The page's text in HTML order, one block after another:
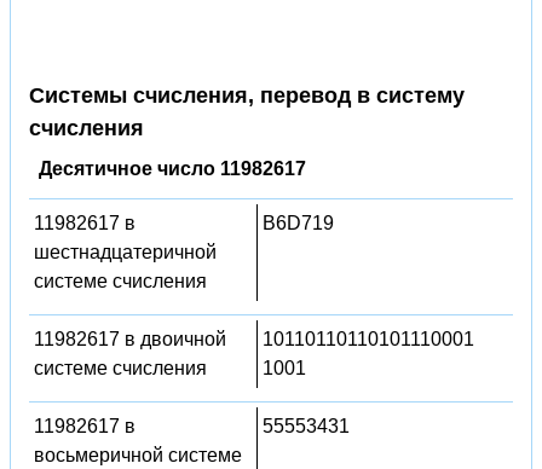
Системы счисления, перевод в систему
счисления
Десятичное число 11982617
11982617 в
шестнадцатеричной
системе счисления
B6D719
11982617 в двоичной
системе счисления
10110110110101110001
1001
11982617 в
восьмеричной системе
55553431